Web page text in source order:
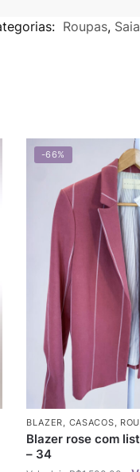
Roupas,
-66%
BLAZER CASACOS
Blazer rose com
– 34